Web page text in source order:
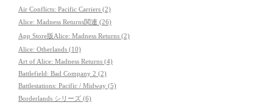
Air Conflicts: Pacific Carriers (2)
Alice: Madness Returns関連 (26)
App Store版Alice: Madness Returns (2)
Alice: Otherlands (10)
Art of Alice: Madness Returns (4)
Battlefield: Bad Company 2 (2)
Battlestations: Pacific / Midway (5)
Borderlands シリーズ (6)